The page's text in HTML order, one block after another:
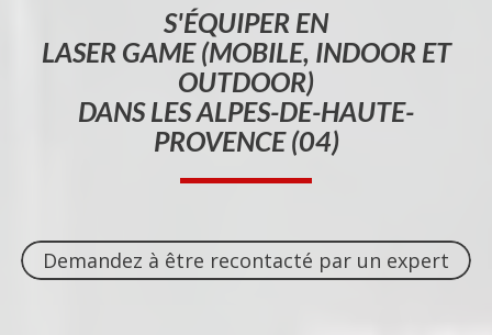
S'ÉQUIPER EN
LASER GAME (MOBILE, INDOOR ET
OUTDOOR)
DANS LES ALPES-DE-HAUTE-
PROVENCE (04)
Demandez à être recontacté par un expert